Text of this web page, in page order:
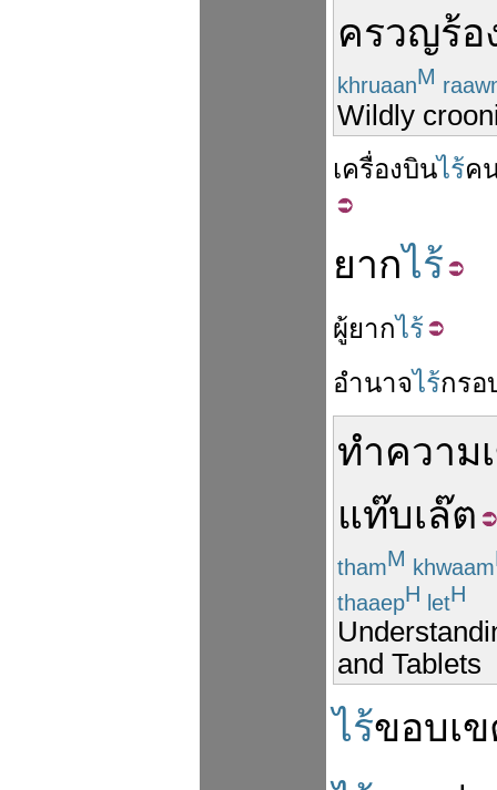
ครวญร้อ
khruaanM
Wildly
เครื่องบินไร้ค
ยากไร้
ผู้ยากไร้
อำนาจไร้กรอ
ทำความ
แท๊บเล๊ต
thamM khwaam
thaaepH letH
and Tablets
ไร้ขอบเ